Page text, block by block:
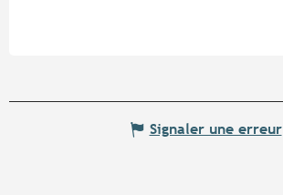
Signaler une erreur